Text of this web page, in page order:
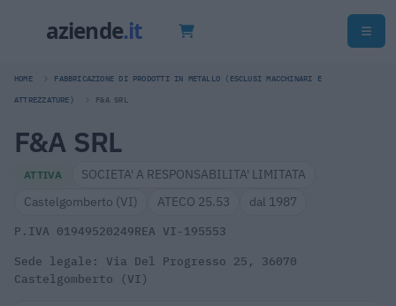
HOME FABBRICAZIONE DI PRODOTTI IN METALLO (ESCLUSI MACCHINARI E
ATTREZZATURE) F&A SRL
F&A SRL
ATTIVA
SOCIETA' A RESPONSABILITA' LIMITATA
Castelgomberto (VI)
ATECO 25.53 dal 1987
P.IVA 01949520249REA VI-195553
Sede legale: Via Del Progresso 25, 36070
Castelgomberto (VI)